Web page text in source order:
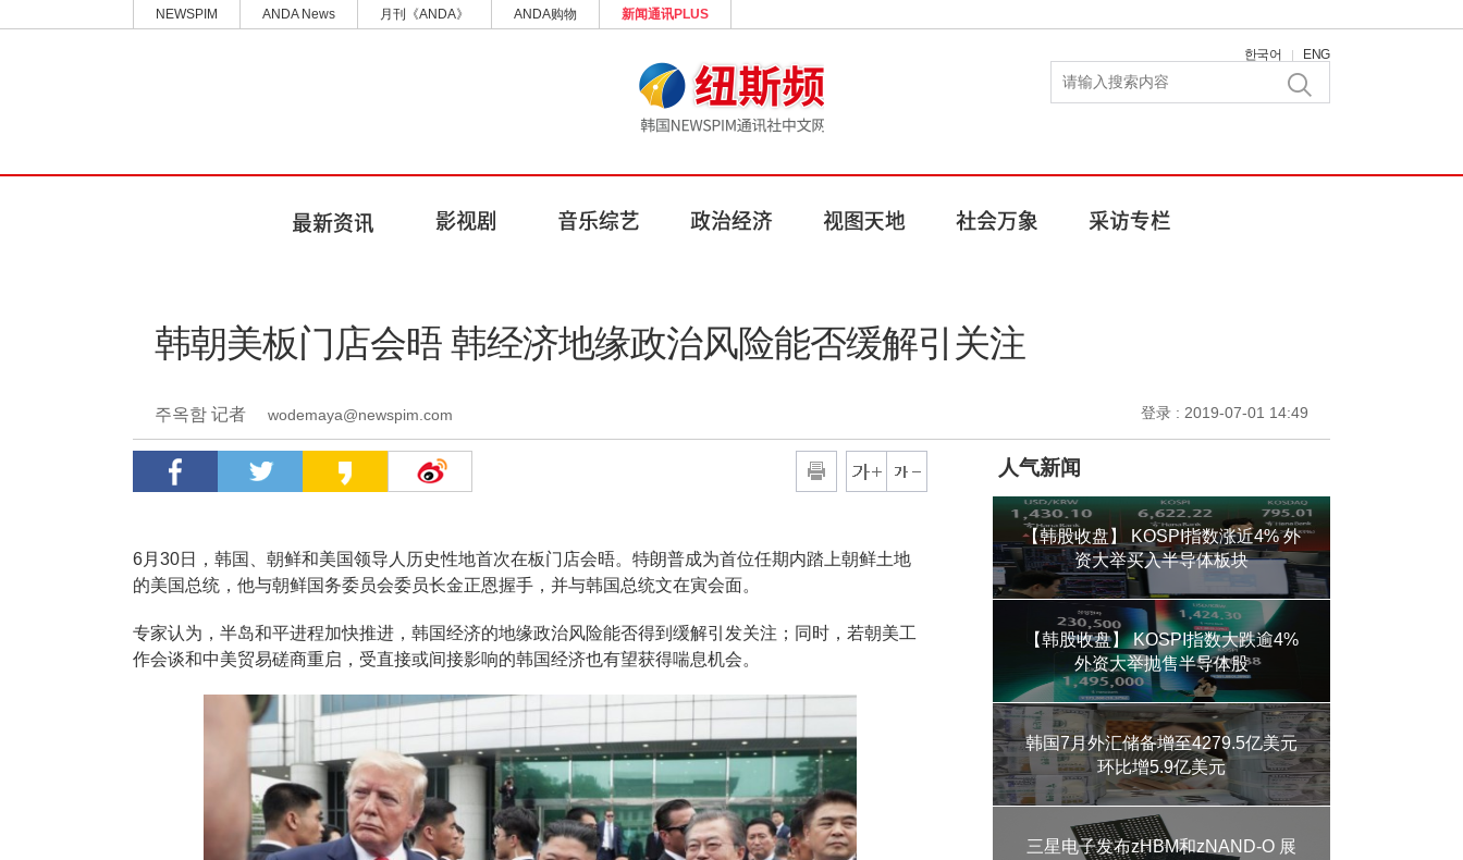
NEWSPIM ANDA News 月刊《ANDA》 ANDA购物 新闻通讯PLUS
한국어 | ENG
韩朝美板门店会晤 韩经济地缘政治风险能否缓解引关注
주옥함 记者 wodemaya@newspim.com 登录 : 2019-07-01 14:49
6月30日，韩国、朝鲜和美国领导人历史性地首次在板门店会晤。特朗普成为首位任期内踏上朝鲜土地
的美国总统，他与朝鲜国务委员会委员长金正恩握手，并与韩国总统文在寅会面。
专家认为，半岛和平进程加快推进，韩国经济的地缘政治风险能否得到缓解引发关注；同时，若朝美工
作会谈和中美贸易磋商重启，受直接或间接影响的韩国经济也有望获得喘息机会。
人气新闻
【韩股收盘】 KOSPI指数涨近4% 外
资大举买入半导体板块
【韩股收盘】 KOSPI指数大跌逾4%
外资大举抛售半导体股
韩国7月外汇储备增至4279.5亿美元
环比增5.9亿美元
三星电子发布zHBM和zNAND-O 展